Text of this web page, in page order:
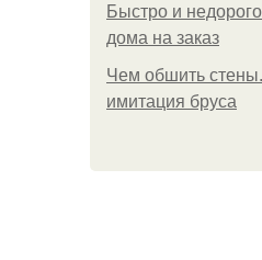
Быстро и
дома на заказ
Чем обшить
имитация бруса